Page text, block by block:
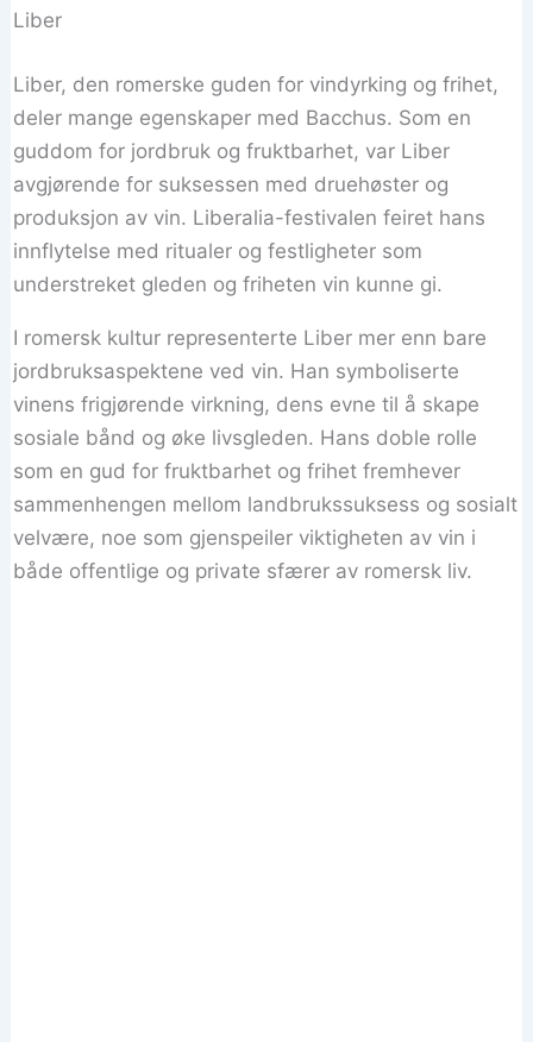
Liber
Liber, den romerske guden for vindyrking og frihet,
deler mange egenskaper med Bacchus. Som en
guddom for jordbruk og fruktbarhet, var Liber
avgjørende for suksessen med druehøster og
produksjon av vin. Liberalia-festivalen feiret hans
innflytelse med ritualer og festligheter som
understreket gleden og friheten vin kunne gi.
I romersk kultur representerte Liber mer enn bare
jordbruksaspektene ved vin. Han symboliserte
vinens frigjørende virkning, dens evne til å skape
sosiale bånd og øke livsgleden. Hans doble rolle
som en gud for fruktbarhet og frihet fremhever
sammenhengen mellom landbrukssuksess og sosialt
velvære, noe som gjenspeiler viktigheten av vin i
både offentlige og private sfærer av romersk liv.